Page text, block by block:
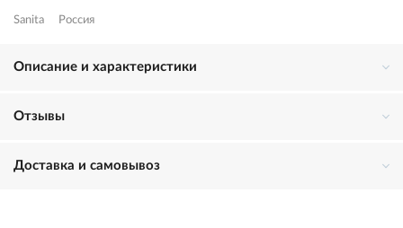
Sanita Россия
Описание и характеристики
Отзывы
Доставка и самовывоз